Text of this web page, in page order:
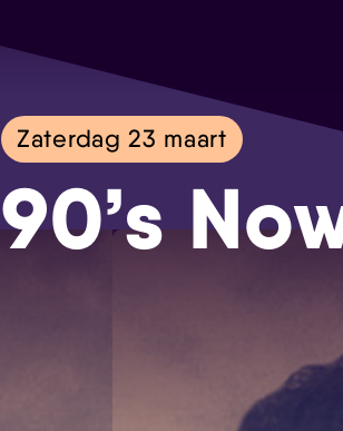
Zaterdag 23 maart
90’s